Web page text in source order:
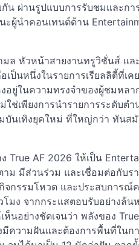
กัน ผ่านรูปแบบการรับชมและ
ผู้นำคอนเทนต์ด้าน
มล หัวหน้าสายงานทรูวิชั่นส์ แ
เป็นหนึ่งในรายการเรียลลิตี้ที่
อยู่ในความทรงจำของผู้ชมหลา
ใช่เพียงการนำรายการระดับ
บันเทิงยุคใหม่ ที่ใหญ่กว่า ทันส
True AF 2026 ให้เป็น
ม มีส่วนร่วม และเชื่อมต่อกับร
กรรมโหวต และประสบการณ์
มง จากกระแสตอบรับอย่างล้
นอย่างชัดเจนว่า พลังของ
ความฝันและต้องการพื้นที่ในก